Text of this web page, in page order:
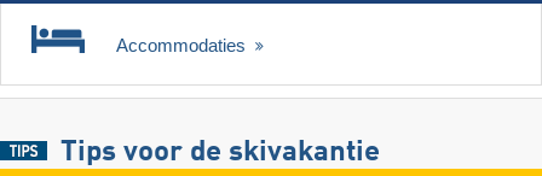
Accommodaties
Tips voor de skivakantie